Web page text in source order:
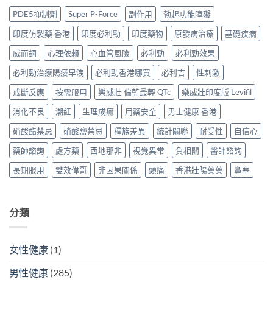
中
付
款
點
揀
3
招
辨
別
真
假〉
中
效
果
與
購
攻
略〉
中
邊
度
買
正
貨？
2026
雙
效
偉
哥
價
錢、
效
果
與
購
買
版
POXET-
60
香
港
邊
度
買
正
貨？
2026
價
錢、
效
果
與
購
PDE5抑制劑 Super P-Force 副作用
勃起功能障礙
印度仿製藥 香港
印度必利勁 印度藥物 原發病治療
基礎疾病
威而鋼
心理依賴 心血管風險 必利勁
必利勁效果
必利勁治療陽痿早洩
必利勁香港哪買 必利吉
性刺激
戒斷反應
按需服用 樂威壯 偏藍最輕 QTc
樂威壯印度版 Levifil
消化不良
潮紅 生理成癮 用藥安全
男士健康 香港
硝酸酯禁忌
硝酸鹽禁忌 種族差異 統計關聯 耐受性
自信心
藥師諮詢
處方藥 西地那非 視覺異常 負相關
醫師諮詢
長期服用
雙效偉哥 非因果關係 頭痛 香港壯陽藥藥 鼻塞
分類
女性健康 (1)
男性健康 (285)